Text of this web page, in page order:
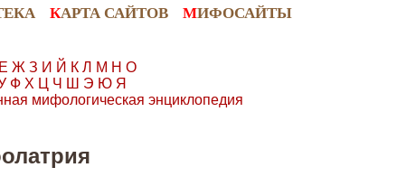
КАРТА САЙТОВ МИФОСАЙТЫ
Е Ж З И Й К Л М Н О
Ф Х Ц Ч Ш Э Ю Я
мифологическая энциклопедия